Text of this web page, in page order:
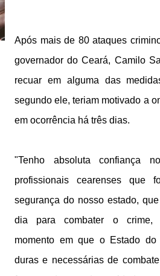
Após mais de 80 ataques
governador do Ceará, Camilo
recuar em alguma das
segundo ele, teriam motivado a
em ocorrência há três dias.
"Tenho absoluta confiança
profissionais cearenses que
segurança do nosso estado,
dia para combater o crime,
momento em que o Estado do
duras e necessárias de